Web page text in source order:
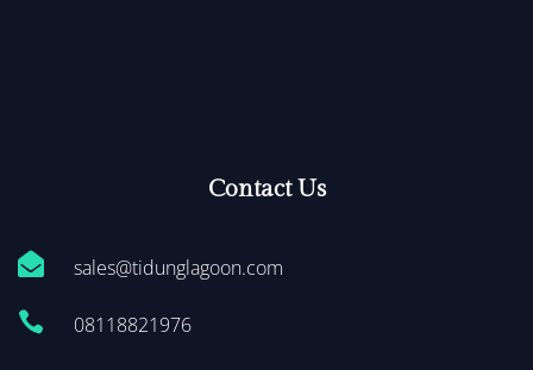
Contact Us
 sales@tidunglagoon.com
 08118821976